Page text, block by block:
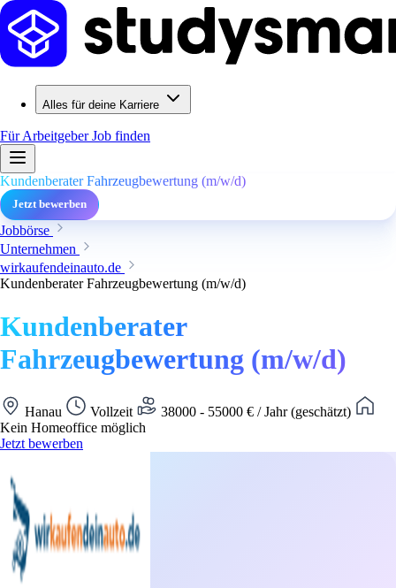
Alles für deine Karriere
Für ArbeitgeberJob finden
Kundenberater Fahrzeugbewertung (m/w/d)
Jetzt bewerben
Jobbörse
Unternehmen
wirkaufendeinauto.de
Kundenberater Fahrzeugbewertung (m/w/d)
Kundenberater
Fahrzeugbewertung (m/w/d)
Hanau Vollzeit
38000 - 55000 € / Jahr (geschätzt)
Kein Homeoffice möglich
Jetzt bewerben